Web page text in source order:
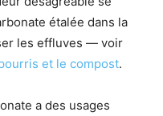
étalée dans la
les effluves — voir
et le compost.
a des usages